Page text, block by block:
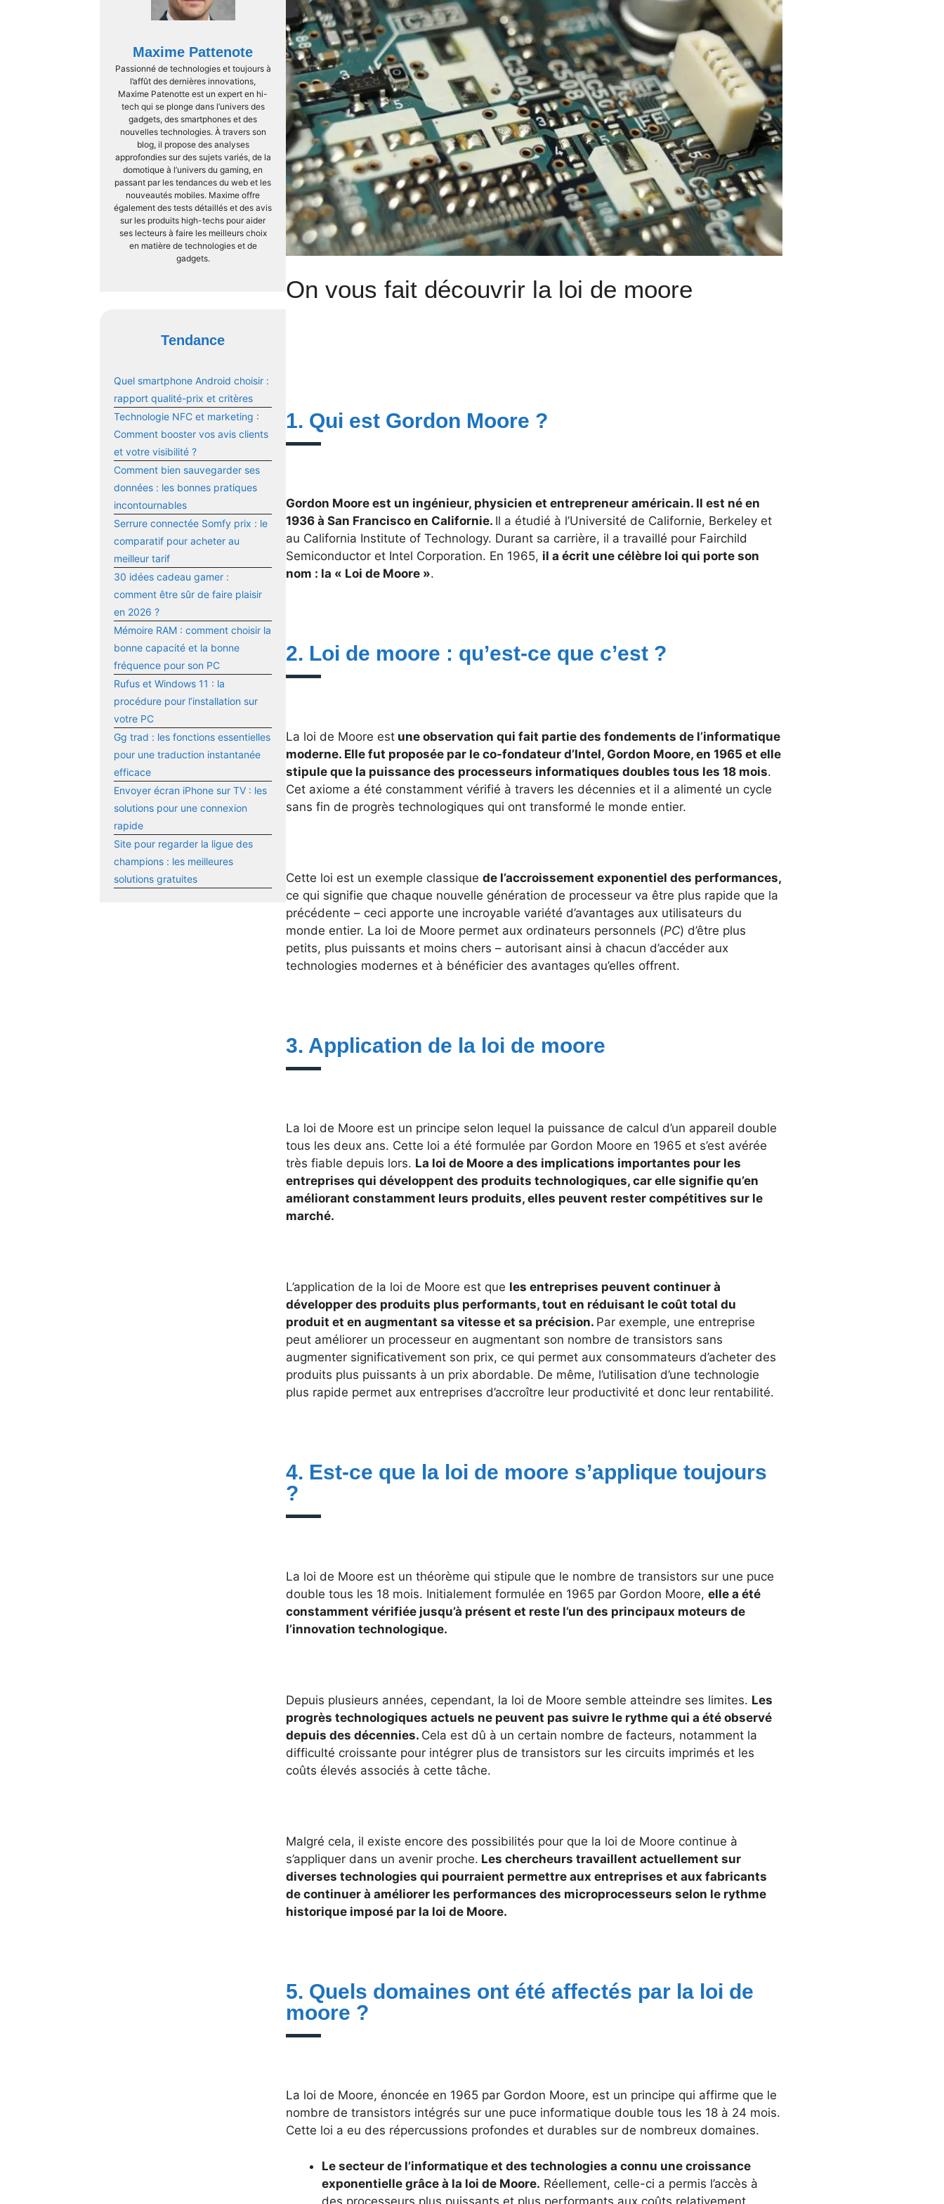
Maxime Pattenote
Passionné de technologies et toujours à
l’affût des dernières innovations,
Maxime Patenotte est un expert en hi-
tech qui se plonge dans l’univers des
gadgets, des smartphones et des
nouvelles technologies. À travers son
blog, il propose des analyses
approfondies sur des sujets variés, de la
domotique à l’univers du gaming, en
passant par les tendances du web et les
nouveautés mobiles. Maxime offre
également des tests détaillés et des avis
sur les produits high-techs pour aider
ses lecteurs à faire les meilleurs choix
en matière de technologies et de
gadgets.
Tendance
Quel smartphone Android choisir :
rapport qualité-prix et critères
Technologie NFC et marketing :
Comment booster vos avis clients
et votre visibilité ?
Comment bien sauvegarder ses
données : les bonnes pratiques
incontournables
Serrure connectée Somfy prix : le
comparatif pour acheter au
meilleur tarif
30 idées cadeau gamer :
comment être sûr de faire plaisir
en 2026 ?
Mémoire RAM : comment choisir la
bonne capacité et la bonne
fréquence pour son PC
Rufus et Windows 11 : la
procédure pour l’installation sur
votre PC
Gg trad : les fonctions essentielles
pour une traduction instantanée
efficace
Envoyer écran iPhone sur TV : les
solutions pour une connexion
rapide
Site pour regarder la ligue des
champions : les meilleures
solutions gratuites
On vous fait découvrir la loi de moore
1. Qui est Gordon Moore ?
Gordon Moore est un ingénieur, physicien et entrepreneur américain. Il est né en
1936 à San Francisco en Californie. Il a étudié à l’Université de Californie, Berkeley et
au California Institute of Technology. Durant sa carrière, il a travaillé pour Fairchild
Semiconductor et Intel Corporation. En 1965, il a écrit une célèbre loi qui porte son
nom : la « Loi de Moore ».
2. Loi de moore : qu’est-ce que c’est ?
La loi de Moore est une observation qui fait partie des fondements de l’informatique
moderne. Elle fut proposée par le co-fondateur d’Intel, Gordon Moore, en 1965 et elle
stipule que la puissance des processeurs informatiques doubles tous les 18 mois.
Cet axiome a été constamment vérifié à travers les décennies et il a alimenté un cycle
sans fin de progrès technologiques qui ont transformé le monde entier.
Cette loi est un exemple classique de l’accroissement exponentiel des performances,
ce qui signifie que chaque nouvelle génération de processeur va être plus rapide que la
précédente – ceci apporte une incroyable variété d’avantages aux utilisateurs du
monde entier. La loi de Moore permet aux ordinateurs personnels (PC) d’être plus
petits, plus puissants et moins chers – autorisant ainsi à chacun d’accéder aux
technologies modernes et à bénéficier des avantages qu’elles offrent.
3. Application de la loi de moore
La loi de Moore est un principe selon lequel la puissance de calcul d’un appareil double
tous les deux ans. Cette loi a été formulée par Gordon Moore en 1965 et s’est avérée
très fiable depuis lors. La loi de Moore a des implications importantes pour les
entreprises qui développent des produits technologiques, car elle signifie qu’en
améliorant constamment leurs produits, elles peuvent rester compétitives sur le
marché.
L’application de la loi de Moore est que les entreprises peuvent continuer à
développer des produits plus performants, tout en réduisant le coût total du
produit et en augmentant sa vitesse et sa précision. Par exemple, une entreprise
peut améliorer un processeur en augmentant son nombre de transistors sans
augmenter significativement son prix, ce qui permet aux consommateurs d’acheter des
produits plus puissants à un prix abordable. De même, l’utilisation d’une technologie
plus rapide permet aux entreprises d’accroître leur productivité et donc leur rentabilité.
4. Est-ce que la loi de moore s’applique toujours
?
La loi de Moore est un théorème qui stipule que le nombre de transistors sur une puce
double tous les 18 mois. Initialement formulée en 1965 par Gordon Moore, elle a été
constamment vérifiée jusqu’à présent et reste l’un des principaux moteurs de
l’innovation technologique.
Depuis plusieurs années, cependant, la loi de Moore semble atteindre ses limites. Les
progrès technologiques actuels ne peuvent pas suivre le rythme qui a été observé
depuis des décennies. Cela est dû à un certain nombre de facteurs, notamment la
difficulté croissante pour intégrer plus de transistors sur les circuits imprimés et les
coûts élevés associés à cette tâche.
Malgré cela, il existe encore des possibilités pour que la loi de Moore continue à
s’appliquer dans un avenir proche. Les chercheurs travaillent actuellement sur
diverses technologies qui pourraient permettre aux entreprises et aux fabricants
de continuer à améliorer les performances des microprocesseurs selon le rythme
historique imposé par la loi de Moore.
5. Quels domaines ont été affectés par la loi de
moore ?
La loi de Moore, énoncée en 1965 par Gordon Moore, est un principe qui affirme que le
nombre de transistors intégrés sur une puce informatique double tous les 18 à 24 mois.
Cette loi a eu des répercussions profondes et durables sur de nombreux domaines.
Le secteur de l’informatique et des technologies a connu une croissance
exponentielle grâce à la loi de Moore. Réellement, celle-ci a permis l’accès à
des processeurs plus puissants et plus performants aux coûts relativement